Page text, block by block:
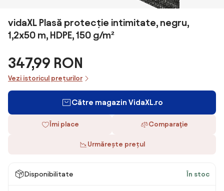
vidaXL Plasă protecție intimitate, negru,
1,2x50 m, HDPE, 150 g/m²
347,99 RON
Vezi istoricul prețurilor
Către magazin VidaXL.ro
Îmi place Comparaţie
Urmărește prețul
Disponibilitate În stoc